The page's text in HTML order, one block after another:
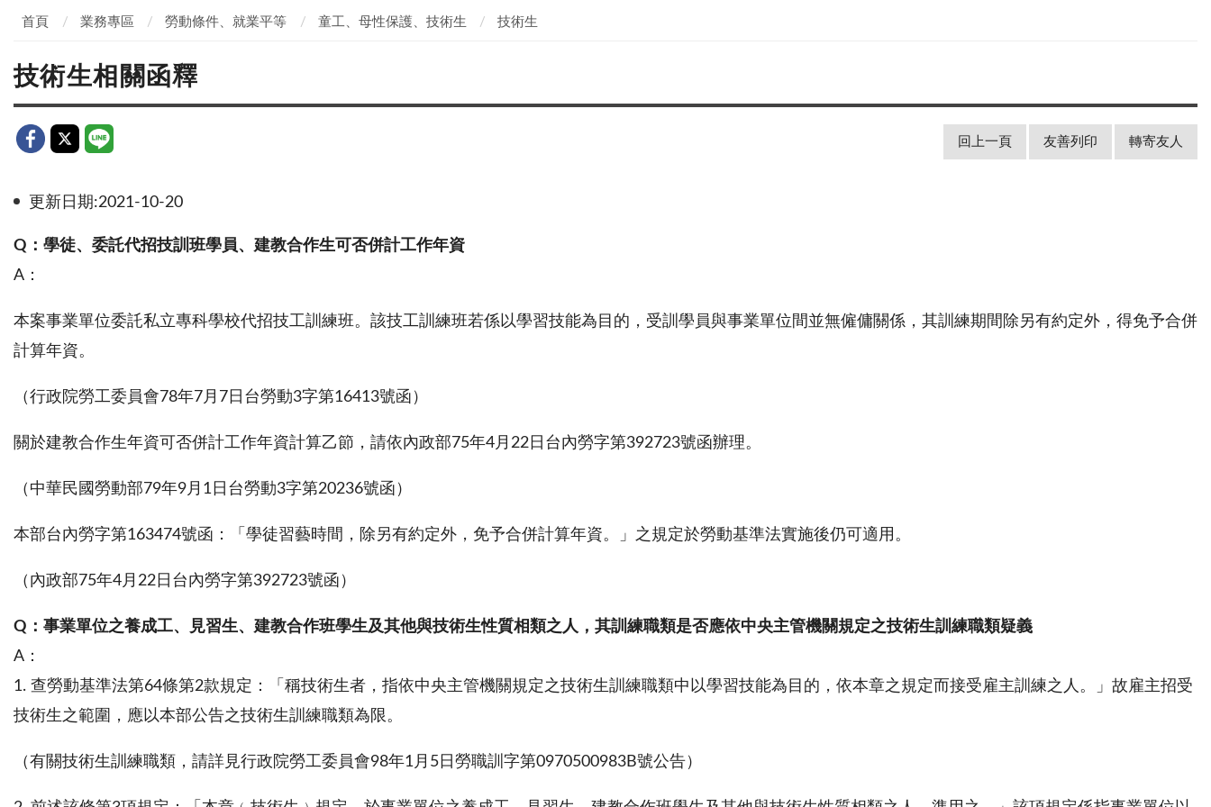
首頁 業務專區 勞動條件、就業平等 童工、母性保護、技術生 技術生
技術生相關函釋
回上一頁 友善列印 轉寄友人
更新日期:2021-10-20
Q ：學徒、委託代招技訓班學員、建教合作生可否併計工作年資
A：
本案事業單位委託私立專科學校代招技工訓練班。該技工訓練班若係以學習技能為目的，受訓學員與事業單位間並無僱傭關係，其訓練期間除另有約定外，得免予合併
計算年資。
（行政院勞工委員會78年7月7日台勞動3字第16413號函）
關於建教合作生年資可否併計工作年資計算乙節，請依內政部75年4月22日台內勞字第392723號函辦理。
（中華民國勞動部79年9月1日台勞動3字第20236號函）
本部台內勞字第163474號函：「學徒習藝時間，除另有約定外，免予合併計算年資。」之規定於勞動基準法實施後仍可適用。
（內政部75年4月22日台內勞字第392723號函）
Q ：事業單位之養成工、見習生、建教合作班學生及其他與技術生性質相類之人，其訓練職類是否應依中央主管機關規定之技術生訓練職類疑義
A：
1. 查勞動基準法第64條第2款規定：「稱技術生者，指依中央主管機關規定之技術生訓練職類中以學習技能為目的，依本章之規定而接受雇主訓練之人。」故雇主招受
技術生之範圍，應以本部公告之技術生訓練職類為限。
（有關技術生訓練職類，請詳見行政院勞工委員會98年1月5日勞職訓字第0970500983B號公告）